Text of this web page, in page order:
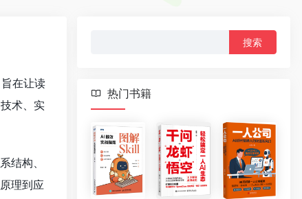
在让读
术、实
结构、
理到应
热门书籍